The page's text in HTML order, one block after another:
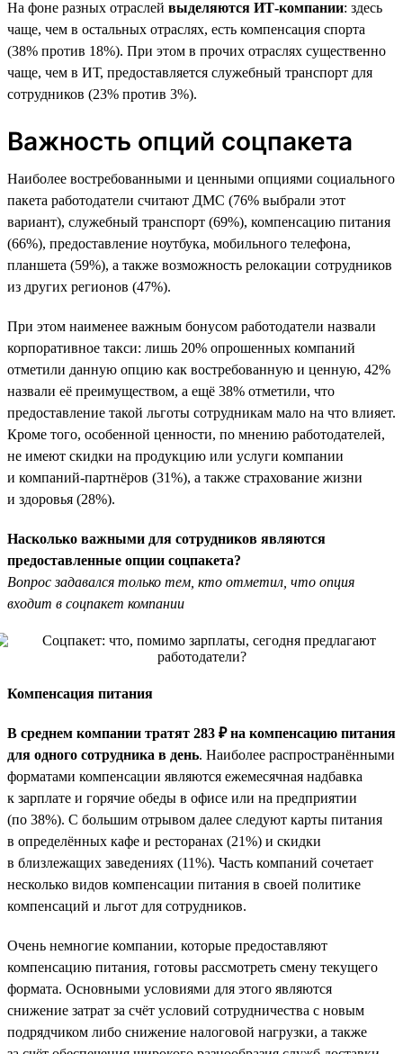
На фоне разных отраслей выделяются ИТ-компании: здесь
чаще, чем в остальных отраслях, есть компенсация спорта
(38% против 18%). При этом в прочих отраслях существенно
чаще, чем в ИТ, предоставляется служебный транспорт для
сотрудников (23% против 3%).
Важность опций соцпакета
Наиболее востребованными и ценными опциями социального
пакета работодатели считают ДМС (76% выбрали этот
вариант), служебный транспорт (69%), компенсацию питания
(66%), предоставление ноутбука, мобильного телефона,
планшета (59%), а также возможность релокации сотрудников
из других регионов (47%).
При этом наименее важным бонусом работодатели назвали
корпоративное такси: лишь 20% опрошенных компаний
отметили данную опцию как востребованную и ценную, 42%
назвали её преимуществом, а ещё 38% отметили, что
предоставление такой льготы сотрудникам мало на что влияет.
Кроме того, особенной ценности, по мнению работодателей,
не имеют скидки на продукцию или услуги компании
и компаний-партнёров (31%), а также страхование жизни
и здоровья (28%).
Насколько важными для сотрудников являются
предоставленные опции соцпакета?
Вопрос задавался только тем, кто отметил, что опция
входит в соцпакет компании
Компенсация питания
В среднем компании тратят 283 ₽ на компенсацию питания
для одного сотрудника в день. Наиболее распространёнными
форматами компенсации являются ежемесячная надбавка
к зарплате и горячие обеды в офисе или на предприятии
(по 38%). С большим отрывом далее следуют карты питания
в определённых кафе и ресторанах (21%) и скидки
в близлежащих заведениях (11%). Часть компаний сочетает
несколько видов компенсации питания в своей политике
компенсаций и льгот для сотрудников.
Очень немногие компании, которые предоставляют
компенсацию питания, готовы рассмотреть смену текущего
формата. Основными условиями для этого являются
снижение затрат за счёт условий сотрудничества с новым
подрядчиком либо снижение налоговой нагрузки, а также